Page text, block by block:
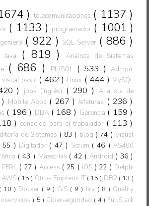
) telecomunicaciones ( 1137 )
( 1133 ) programador ( 1001 )
( 922 ) SQL Server ( 886 )
Java ( 819 ) Analista de Sistemas
( 686 ) PL/SQL ( 533 )Admon.
visual basic ( 462 ) Linux ( 444 ) MySQL
) jobs (inglés) ( 290 )
Analista de
Mobile Apps ( 267 )Jefaturas ( 236 )
( 196 ) DBA ( 168 ) Gerencia ( 159 )
) consejos para el trabajador ( 113 )
de Sistemas ( 83 ) blog ( 74 )Visual
55 ) Digitador ( 47 ) Scrum ( 46 ) AS400
( 43 ) Maestrías ( 42 ) Android ( 36 )
PERL ( 27 ) Access ( 25 ) iOS ( 22 ) Delphi
AWS ( 15 ) Otros Empleos IT ( 15 ) DB2 ( 13 )
( 10 ) Docker ( 9 ) GIS ( 9 ) Jira ( 8 ) Quality
( 5 ) Ciberseguridad ( 4 ) FullStack